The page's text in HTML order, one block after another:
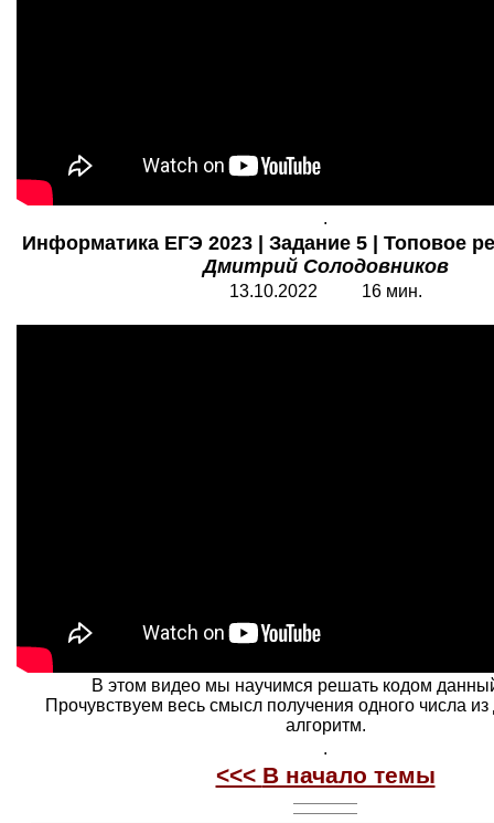
.
Информатика ЕГЭ 2023 | Задание 5 | Топовое
Дмитрий Солодовников
13.10.2022 16мин.
В этом видео мы научимся решать кодом
Прочувствуем весь смысл получения одного числа из
алгоритм.
.
<<< В начало темы